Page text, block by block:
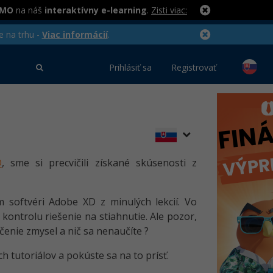
na náš interaktívny e-learning. Zisti viac:
na trhu - Viac informácií.
Prihlásiť sa Registrovať
, sme si precvičili získané skúsenosti z
softvéri Adobe XD z minulých lekcií. Vo
riešenie na stiahnutie. Ale pozor,
zmysel a nič sa nenaučíte ?
tutoriálov a pokúste sa na to prísť.